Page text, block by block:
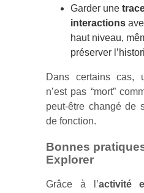
Garder une
interactions
haut niveau,
préserver
Dans certains cas,
n’est pas “mort”
peut-être changé de
de fonction.
Bonnes
Explorer
Grâce à l’activité